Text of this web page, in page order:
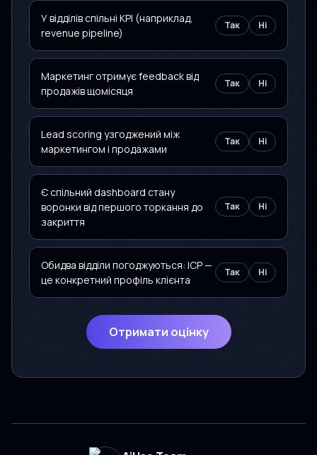
У відділів спільні KPI (наприклад,
revenue pipeline)
Так Ні
Маркетинг отримує feedback від
продажів щомісяця
Так Ні
Lead scoring узгоджений між
маркетингом і продажами
Так Ні
Є спільний dashboard стану
воронки від першого торкання до
закриття
Так Ні
Обидва відділи погоджуються: ICP —
це конкретний профіль клієнта
Так Ні
Отримати оцінку